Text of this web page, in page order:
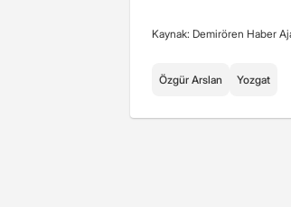
Kaynak: Demirören Haber
Özgür Arslan Yozgat